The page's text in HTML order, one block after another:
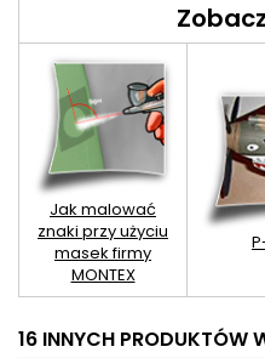
Jak malować
znaki przy użyciu
masek firmy
MONTEX
16 INNYCH PRODUKTÓW